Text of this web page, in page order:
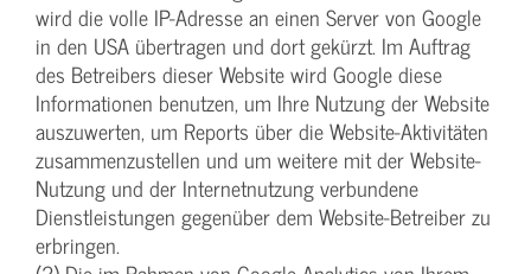
wird die volle IP-Adresse an einen Server von Google
in den USA übertragen und dort gekürzt. Im Auftrag
des Betreibers dieser Website wird Google diese
Informationen benutzen, um Ihre Nutzung der Website
auszuwerten, um Reports über die Website-Aktivitäten
zusammenzustellen und um weitere mit der Website-
Nutzung und der Internetnutzung verbundene
Dienstleistungen gegenüber dem Website-Betreiber zu
erbringen.